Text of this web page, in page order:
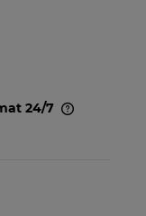
24/7